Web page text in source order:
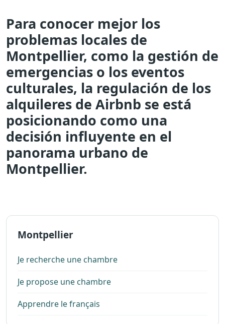
Para conocer mejor los
problemas locales de
Montpellier, como la gestión de
emergencias o los eventos
culturales, la regulación de los
alquileres de Airbnb se está
posicionando como una
decisión influyente en el
panorama urbano de
Montpellier.
Montpellier
Je recherche une chambre
Je propose une chambre
Apprendre le français